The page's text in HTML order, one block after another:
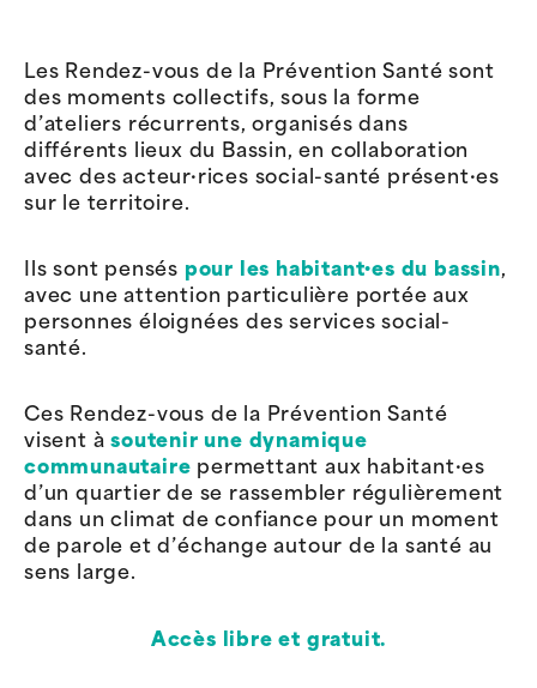
Les Rendez-vous de la Prévention Santé sont
des moments collectifs, sous la forme
d’ateliers récurrents, organisés dans
différents lieux du Bassin, en collaboration
avec des acteur·rices social-santé présent·es
sur le territoire.
Ils sont pensés pour les habitant·es du bassin,
avec une attention particulière portée aux
personnes éloignées des services social-
santé.
Ces Rendez-vous de la Prévention Santé
visent àsoutenir une dynamique
communautaire permettant aux habitant·es
d’un quartier de se rassembler régulièrement
dans un climat de confiance pour un moment
de parole et d’échange autour de la santé au
sens large.
Accès libre et gratuit.